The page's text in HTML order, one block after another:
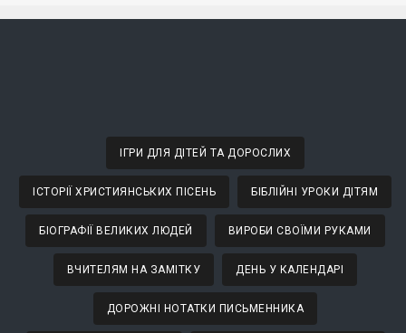
ІГРИ ДЛЯ ДІТЕЙ ТА ДОРОСЛИХ
ІСТОРІЇ ХРИСТИЯНСЬКИХ ПІСЕНЬ БІБЛІЙНІ УРОКИ ДІТЯМ
БІОГРАФІЇ ВЕЛИКИХ ЛЮДЕЙ ВИРОБИ СВОЇМИ РУКАМИ
ВЧИТЕЛЯМ НА ЗАМІТКУ ДЕНЬ У КАЛЕНДАРІ
ДОРОЖНІ НОТАТКИ ПИСЬМЕННИКА